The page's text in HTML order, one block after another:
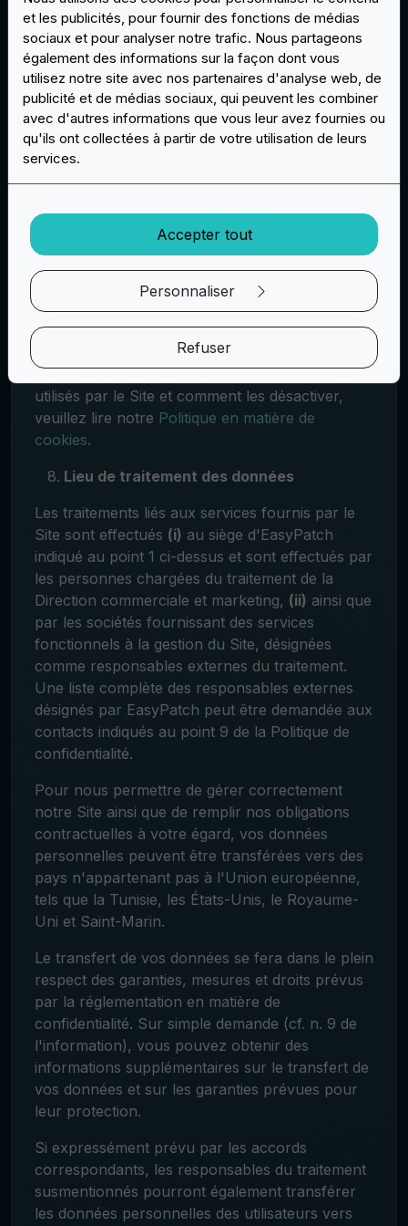
d'autres sites Web liés à ce Site.
Outils de "profilage" et/ou de
personnalisation
EasyPatch n'effectue aucune activité de
communication promotionnelle et/ou
publicitairesans le consentement préalable
exprès de l'utilisateur
(c'est-à-dire pour faciliter la
navigation et l'utilisation du Site) et
deprofilage(c'est-à-dire pour analyser les
utilisateurs et leurs comportements et
préférences, et leur fournir une publicité
personnalisée).
Pour une explication détaillée des cookies
utilisés par le Site et comment les désactiver,
veuillez lire notre Politique en matière de
cookies.
Lieu de traitement des données
Les traitements liés aux services fournis par le
Site sont effectués (i) au siège d'EasyPatch
indiqué au point 1 ci-dessus et sont effectués par
les personnes chargées du traitement de la
Direction commerciale et marketing, (ii) ainsi que
par les sociétés fournissant des services
fonctionnels à la gestion du Site, désignées
comme responsables externes du traitement.
Une liste complète des responsables externes
désignés par EasyPatch peut être demandée aux
contacts indiqués au point 9 de la Politique de
confidentialité.
Pour nous permettre de gérer correctement
notre Site ainsi que de remplir nos obligations
contractuelles à votre égard, vos données
personnelles peuvent être transférées vers des
pays n'appartenant pas à l'Union européenne,
tels que la Tunisie, les États-Unis, le Royaume-
Uni et Saint-Marin.
Le transfert de vos données se fera dans le plein
respect des garanties, mesures et droits prévus
par la réglementation en matière de
confidentialité. Sur simple demande (cf. n. 9 de
l'information), vous pouvez obtenir des
informations supplémentaires sur le transfert de
vos données et sur les garanties prévues pour
leur protection.
Si expressément prévu par les accords
correspondants, les responsables du traitement
susmentionnés pourront également transférer
les données personnelles des utilisateurs vers
et les publicités, pour fournir des fonctions de médias
sociaux et pour analyser notre trafic. Nous partageons
également des informations sur la façon dont vous
utilisez notre site avec nos partenaires d'analyse web, de
publicité et de médias sociaux, qui peuvent les combiner
avec d'autres informations que vous leur avez fournies ou
qu'ils ont collectées à partir de votre utilisation de leurs
services.
Accepter tout
Personnaliser
Refuser